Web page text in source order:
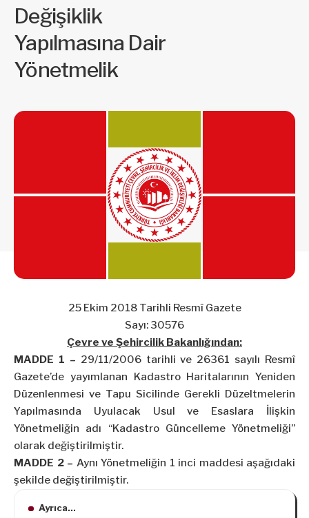
Değişiklik
Yapılmasına Dair
Yönetmelik
25 Ekim 2018 Tarihli Resmî Gazete
Sayı: 30576
Çevre ve Şehircilik Bakanlığından:
MADDE 1 – 29/11/2006 tarihli ve 26361 sayılı Resmî
Gazete’de yayımlanan Kadastro Haritalarının Yeniden
Düzenlenmesi ve Tapu Sicilinde Gerekli Düzeltmelerin
Yapılmasında Uyulacak Usul ve Esaslara İlişkin
Yönetmeliğin adı “Kadastro Güncelleme Yönetmeliği”
olarak değiştirilmiştir.
MADDE 2 – Aynı Yönetmeliğin 1 inci maddesi aşağıdaki
şekilde değiştirilmiştir.
Ayrıca...